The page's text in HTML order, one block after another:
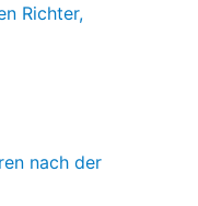
Richter,
nach der